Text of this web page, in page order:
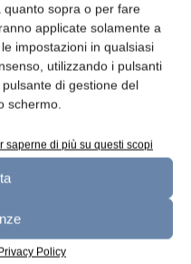
sopra o per fare
applicate solamente a
impostazioni in qualsiasi
utilizzando i pulsanti
di gestione del
schermo.
saperne di più su questi scopi
Policy
2026 n.5 - Maggio 2026